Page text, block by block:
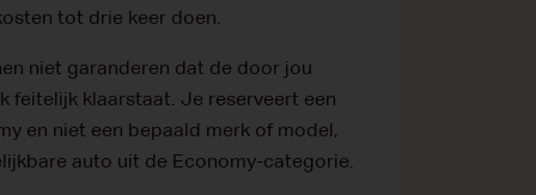
tot drie keer doen.
niet garanderen dat de door jou
feitelijk klaarstaat. Je reserveert een
en niet een bepaald merk of model,
auto uit de Economy-categorie.